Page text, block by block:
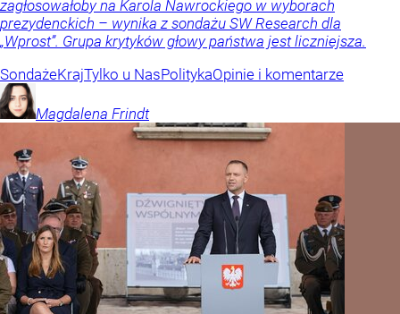
zagłosowałoby na Karola Nawrockiego w wyborach
prezydenckich – wynika z sondażu SW Research dla
„Wprost”. Grupa krytyków głowy państwa jest liczniejsza.
SondażeKrajTylko u NasPolitykaOpinie i komentarze
Magdalena Frindt